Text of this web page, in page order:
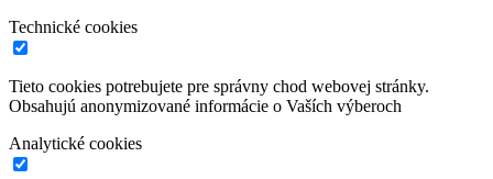
Technické cookies
Tieto cookies potrebujete pre správny chod webovej stránky.
Obsahujú anonymizované informácie o Vaších výberoch
Analytické cookies